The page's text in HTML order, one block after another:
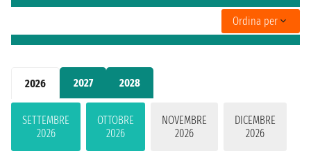
2026 2027 2028
SETTEMBRE
2026
OTTOBRE
2026
NOVEMBRE
2026
DICEMBRE
2026
Ordina per